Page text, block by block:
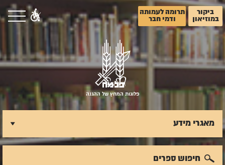
ביקור
במוזיאון
תרומה לעמותה
ודמי חבר
פלוגות המחץ של ההגנה
מאגרי מידע
חיפוש ספרים